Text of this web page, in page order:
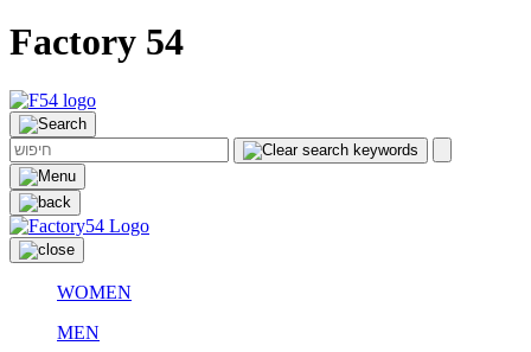
Factory 54
WOMEN
MEN